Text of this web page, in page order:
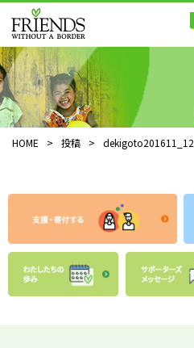
HOME > 投稿 > dekigoto201611_12